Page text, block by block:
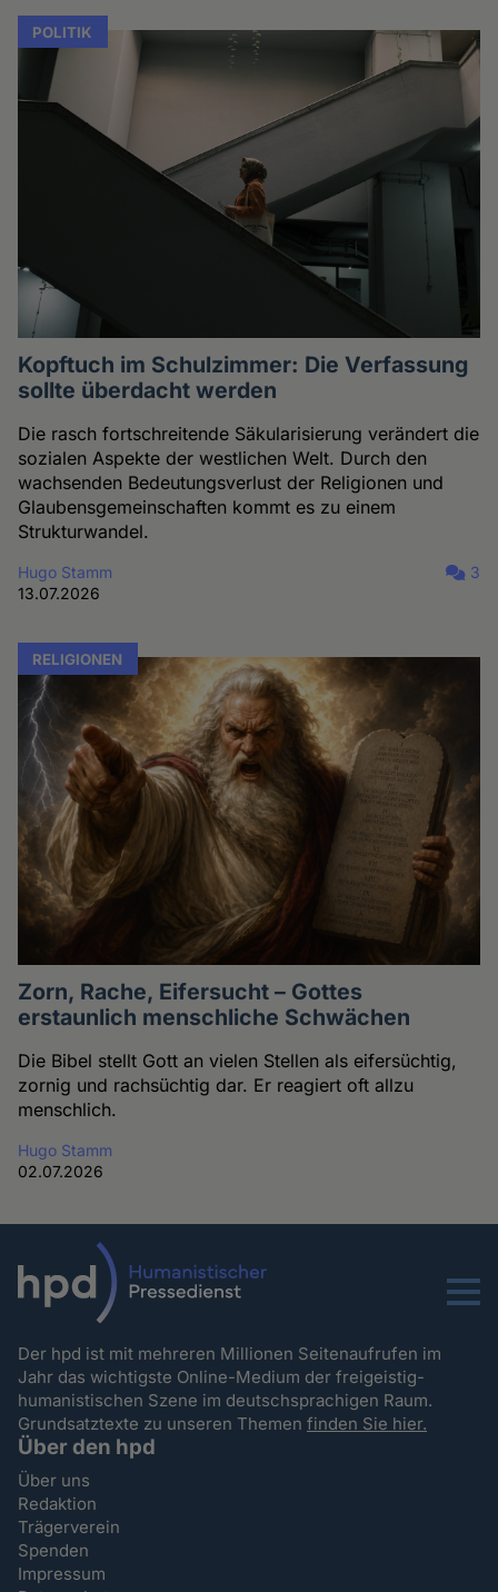
POLITIK
Kopftuch im Schulzimmer: Die Verfassung
sollte überdacht werden
Die rasch fortschreitende Säkularisierung verändert die
sozialen Aspekte der westlichen Welt. Durch den
wachsenden Bedeutungsverlust der Religionen und
Glaubensgemeinschaften kommt es zu einem
Strukturwandel.
Hugo Stamm
13.07.2026
3
RELIGIONEN
Zorn, Rache, Eifersucht – Gottes
erstaunlich menschliche Schwächen
Die Bibel stellt Gott an vielen Stellen als eifersüchtig,
zornig und rachsüchtig dar. Er reagiert oft allzu
menschlich.
Hugo Stamm
02.07.2026
Menu
Der hpd ist mit mehreren Millionen Seitenaufrufen im
Jahr das wichtigste Online-Medium der freigeistig-
humanistischen Szene im deutschsprachigen Raum.
Grundsatztexte zu unseren Themenfinden Sie hier.
Über den hpd
Über uns
Redaktion
Trägerverein
Spenden
Impressum